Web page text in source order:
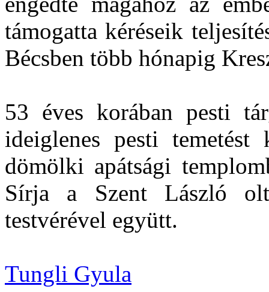
támogatta kéréseik
Bécsben több hónapig
53 éves korában pesti
ideiglenes pesti
dömölki apátsági
Sírja a Szent László
testvérével együtt.
Tungli Gyula